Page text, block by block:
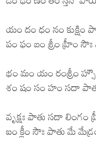
యం దం ధం నం
పం ఫం బం శ్రీం హ్రీం
భం మం యం రంశ్రీం
శం షం సం హం సదా
వృక్షః పాతు సదా లింగం
ఐం క్లీం సౌః పాతు మే